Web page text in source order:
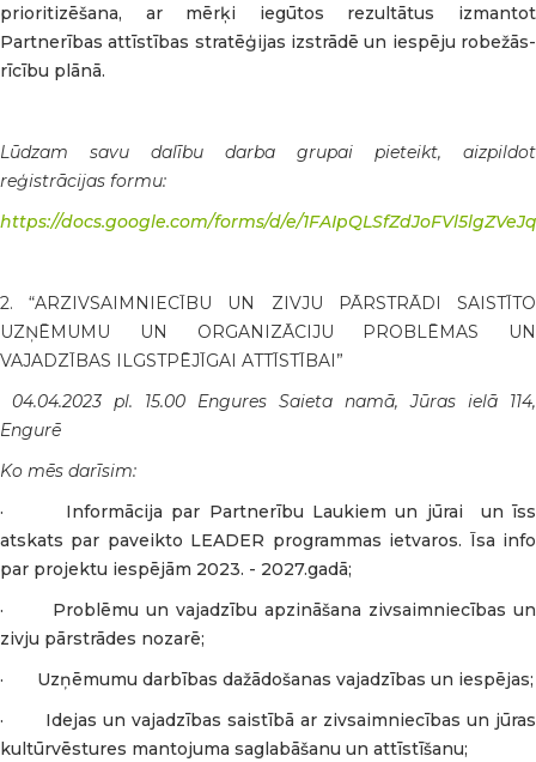
prioritizēšana, ar mērķi iegūtos rezultātus izmantot
Partnerības attīstības stratēģijas izstrādē un iespēju robežās-
rīcību plānā.
Lūdzam savu dalību darba grupai pieteikt, aizpildot
reģistrācijas formu:
https://docs.google.com/forms/d/e/
2. “ARZIVSAIMNIECĪBU UN ZIVJU PĀRSTRĀDI SAISTĪTO
UZŅĒMUMU UN ORGANIZĀCIJU PROBLĒMAS UN
VAJADZĪBAS ILGSTPĒJĪGAI ATTĪSTĪBAI”
04.04.2023 pl. 15.00 Engures Saieta namā, Jūras ielā 114,
Engurē
Ko mēs darīsim:
· Informācija par Partnerību Laukiem un jūrai un īss
atskats par paveikto LEADER programmas ietvaros. Īsa info
par projektu iespējām 2023. - 2027.gadā;
· Problēmu un vajadzību apzināšana zivsaimniecības un
zivju pārstrādes nozarē;
· Uzņēmumu darbības dažādošanas vajadzības un iespējas;
· Idejas un vajadzības saistībā ar zivsaimniecības un jūras
kultūrvēstures mantojuma saglabāšanu un attīstīšanu;